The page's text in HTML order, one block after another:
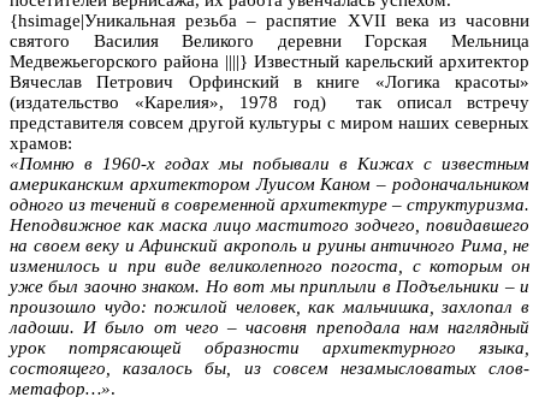
{hsimage|Уникальная резьба – распятие XVII века из часовни
святого Василия Великого деревни Горская Мельница
Медвежьегорского района ||||} Известный карельский архитектор
Вячеслав Петрович Орфинский в книге «Логика красоты»
(издательство «Карелия», 1978 год) так описал встречу
представителя совсем другой культуры с миром наших северных
храмов:
«Помню в 1960-х годах мы побывали в Кижах с известным
американским архитектором Луисом Каном – родоначальником
одного из течений в современной архитектуре – структуризма.
Неподвижное как маска лицо маститого зодчего, повидавшего
на своем веку и Афинский акрополь и руины античного Рима, не
изменилось и при виде великолепного погоста, с которым он
уже был заочно знаком. Но вот мы приплыли в Подъельники – и
произошло чудо: пожилой человек, как мальчишка, захлопал в
ладоши. И было от чего – часовня преподала нам наглядный
урок потрясающей образности архитектурного языка,
состоящего, казалось бы, из совсем незамысловатых слов-
метафор…».